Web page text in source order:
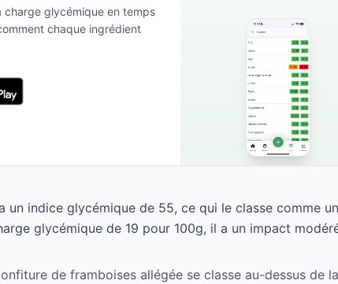
charge glycémique en temps
chaque ingrédient
un indice glycémique de 55, ce qui le classe comme un
glycémique de 19 pour 100g, il a un impact
de framboises allégée se classe au-dessus de la